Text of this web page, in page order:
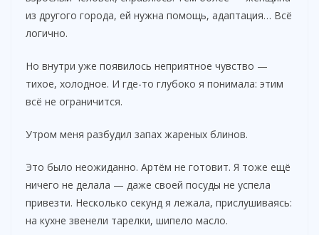
из другого города, ей нужна помощь, адаптация… Всё
логично.
Но внутри уже появилось неприятное чувство —
тихое, холодное. И где-то глубоко я понимала: этим
всё не ограничится.
Утром меня разбудил запах жареных блинов.
Это было неожиданно. Артём не готовит. Я тоже ещё
ничего не делала — даже своей посуды не успела
привезти. Несколько секунд я лежала, прислушиваясь:
на кухне звенели тарелки, шипело масло.